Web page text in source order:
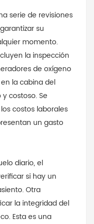
serie de revisiones
su
momento.
la inspección
de oxígeno
la cabina del
costoso. Se
costos laborales
un gasto
diario, el
si hay un
Otra
la integridad del
Esta es una